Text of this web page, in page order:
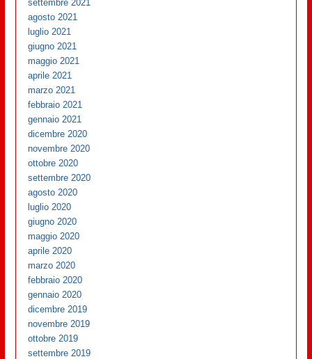
settembre 2021
agosto 2021
luglio 2021
giugno 2021
maggio 2021
aprile 2021
marzo 2021
febbraio 2021
gennaio 2021
dicembre 2020
novembre 2020
ottobre 2020
settembre 2020
agosto 2020
luglio 2020
giugno 2020
maggio 2020
aprile 2020
marzo 2020
febbraio 2020
gennaio 2020
dicembre 2019
novembre 2019
ottobre 2019
settembre 2019